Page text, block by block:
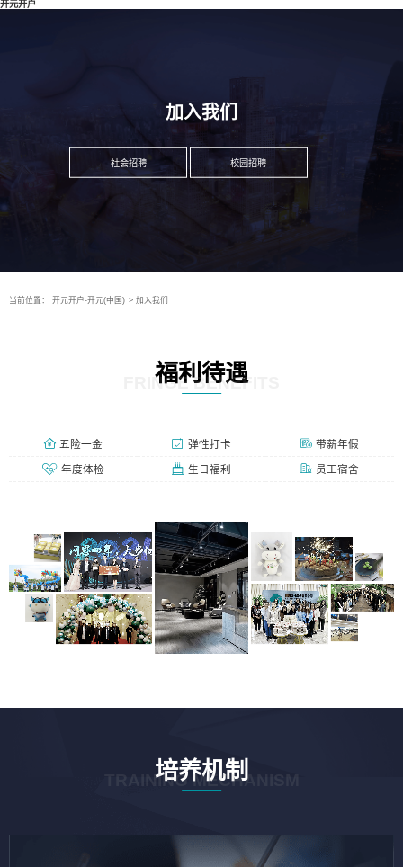
开元开户
加入我们
社会招聘 校园招聘
当前位置： 开元开户-开元(中国) > 加入我们
福利待遇
FRINGE BENEFITS
五险一金 弹性打卡 带薪年假
年度体检 生日福利 员工宿舍
培养机制
TRAINING MECHANISM